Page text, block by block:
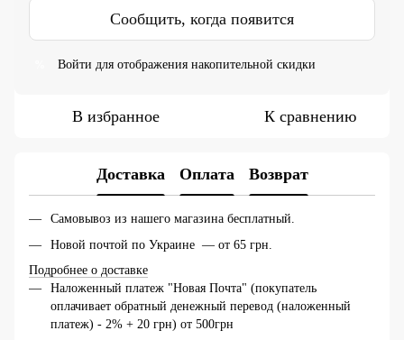
Сообщить, когда появится
Войти для отображения накопительной скидки
В избранное К сравнению
Доставка Оплата Возврат
Самовывоз из нашего магазина бесплатный.
Новой почтой по Украине — от 65 грн.
Подробнее о доставке
Наложенный платеж "Новая Почта" (покупатель
оплачивает обратный денежный перевод (наложенный
платеж) - 2% + 20 грн) от 500грн